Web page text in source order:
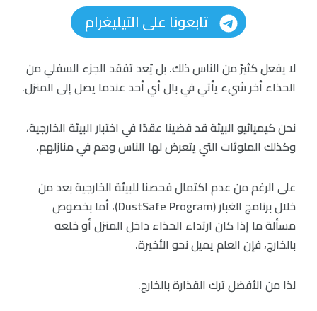
تابعونا على التيليغرام
لا يفعل كثيرٌ من الناس ذلك. بل يُعد تفقد الجزء السفلي من
الحذاء أخر شيء يأتي في بال أي أحد عندما يصل إلى المنزل.
نحن كيميائيو البيئة قد قضينا عقدًا في اختبار البيئة الخارجية،
وكذلك الملوثات التي يتعرض لها الناس وهم في منازلهم.
على الرغم من عدم اكتمال فحصنا للبيئة الخارجية بعد من
خلال برنامج الغبار (DustSafe Program)، أما بخصوص
مسألة ما إذا كان ارتداء الحذاء داخل المنزل أو خلعه
بالخارج، فإن العلم يميل نحو الأخيرة.
لذا من الأفضل ترك القذارة بالخارج.